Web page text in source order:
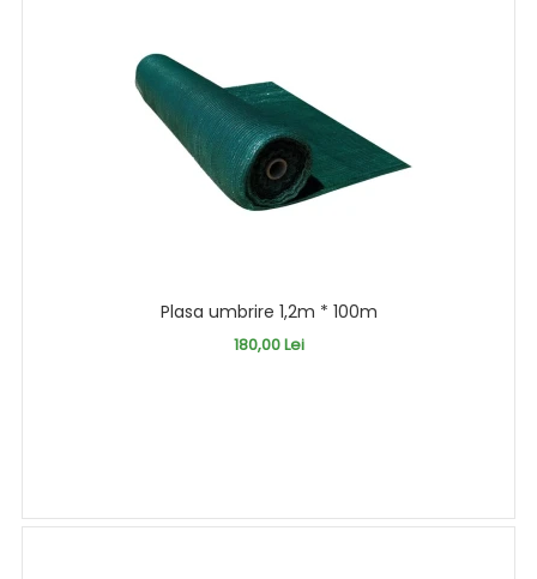
Plasa umbrire 1,2m * 100m
180,00 Lei